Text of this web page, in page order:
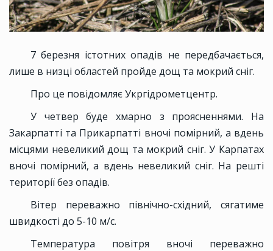
7 березня істотних опадів не передбачається,
лише в низці областей пройде дощ та мокрий сніг.
Про це повідомляє Укргідрометцентр.
У четвер буде хмарно з проясненнями. На
Закарпатті та Прикарпатті вночі помірний, а вдень
місцями невеликий дощ та мокрий сніг. У Карпатах
вночі помірний, а вдень невеликий сніг. На решті
території без опадів.
Вітер переважно північно-східний, сягатиме
швидкості до 5-10 м/с.
Температура повітря вночі переважно